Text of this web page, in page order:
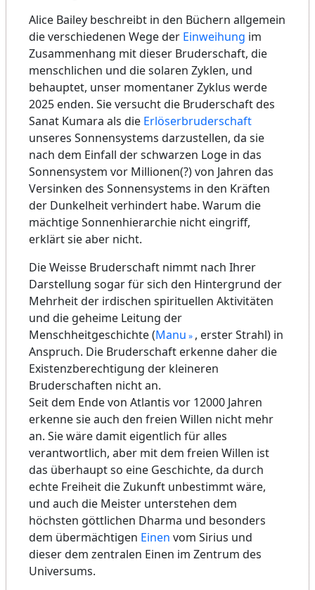
Alice Bailey beschreibt in den Büchern allgemein
die verschiedenen Wege der Einweihung im
Zusammenhang mit dieser Bruderschaft, die
menschlichen und die solaren Zyklen, und
behauptet, unser momentaner Zyklus werde
2025 enden. Sie versucht die Bruderschaft des
Sanat Kumara als die Erlöserbruderschaft
unseres Sonnensystems darzustellen, da sie
nach dem Einfall der schwarzen Loge in das
Sonnensystem vor Millionen(?) von Jahren das
Versinken des Sonnensystems in den Kräften
der Dunkelheit verhindert habe. Warum die
mächtige Sonnenhierarchie nicht eingriff,
erklärt sie aber nicht.
Die Weisse Bruderschaft nimmt nach Ihrer
Darstellung sogar für sich den Hintergrund der
Mehrheit der irdischen spirituellen Aktivitäten
und die geheime Leitung der
Menschheitgeschichte (Manu
, erster Strahl) in
Anspruch. Die Bruderschaft erkenne daher die
Existenzberechtigung der kleineren
Bruderschaften nicht an.
Seit dem Ende von Atlantis vor 12000 Jahren
erkenne sie auch den freien Willen nicht mehr
an. Sie wäre damit eigentlich für alles
verantwortlich, aber mit dem freien Willen ist
das überhaupt so eine Geschichte, da durch
echte Freiheit die Zukunft unbestimmt wäre,
und auch die Meister unterstehen dem
höchsten göttlichen Dharma und besonders
dem übermächtigen Einen vom Sirius und
dieser dem zentralen Einen im Zentrum des
Universums.